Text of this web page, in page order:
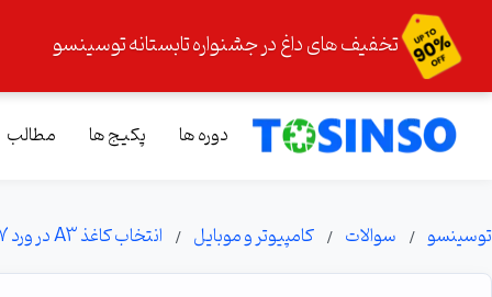
تخفیف های داغ در جشنواره تابستانه توسینسو
دوره ها پکیج ها مطالب
توسینسو سوالات کامپیوتر و موبایل انتخاب کاغذ A3 در ورد 2007